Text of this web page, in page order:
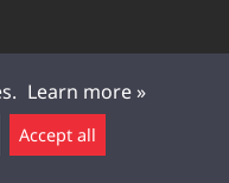
Leave a message ▲
Learn more »
Accept all